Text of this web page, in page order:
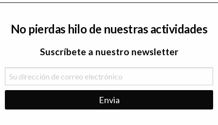
No pierdas hilo de nuestras actividades
Suscríbete a nuestro newsletter